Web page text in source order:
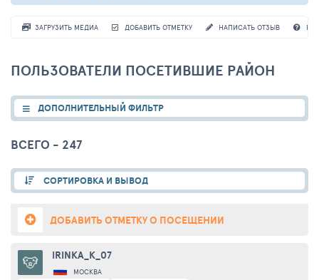
ЗАГРУЗИТЬ МЕДИА ДОБАВИТЬ ОТМЕТКУ НАПИСАТЬ ОТЗЫВ
ПОЛЬЗОВАТЕЛИ ПОСЕТИВШИЕ РАЙОН
ДОПОЛНИТЕЛЬНЫЙ ФИЛЬТР
ВСЕГО - 247
СОРТИРОВКА И ВЫВОД
ДОБАВИТЬ ОТМЕТКУ О ПОСЕЩЕНИИ
IRINKA_K_07
МОСКВА